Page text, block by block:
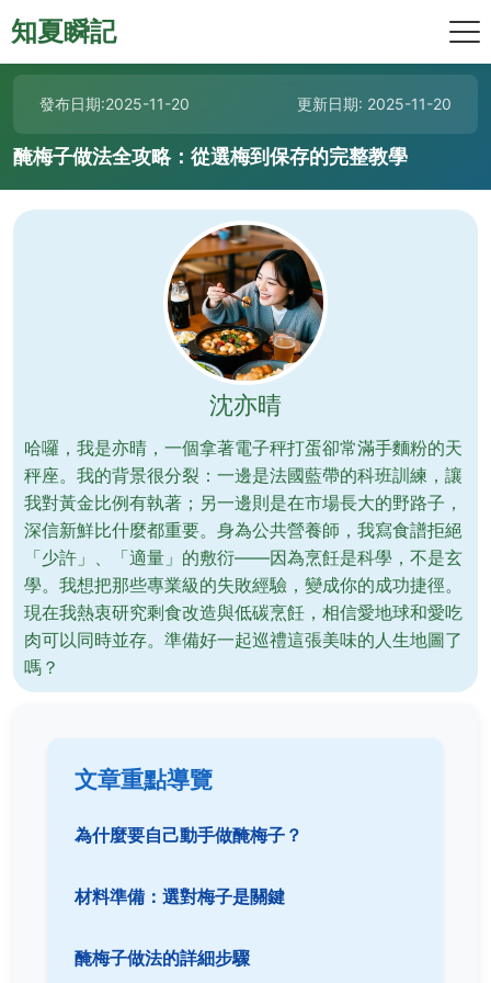
知夏瞬記
發布日期:2025-11-20 更新日期: 2025-11-20
醃梅子做法全攻略：從選梅到保存的完整教學
沈亦晴
哈囉，我是亦晴，一個拿著電子秤打蛋卻常滿手麵粉的天
秤座。我的背景很分裂：一邊是法國藍帶的科班訓練，讓
我對黃金比例有執著；另一邊則是在市場長大的野路子，
深信新鮮比什麼都重要。身為公共營養師，我寫食譜拒絕
「少許」、「適量」的敷衍——因為烹飪是科學，不是玄
學。我想把那些專業級的失敗經驗，變成你的成功捷徑。
現在我熱衷研究剩食改造與低碳烹飪，相信愛地球和愛吃
肉可以同時並存。準備好一起巡禮這張美味的人生地圖了
嗎？
文章重點導覽
為什麼要自己動手做醃梅子？
材料準備：選對梅子是關鍵
醃梅子做法的詳細步驟